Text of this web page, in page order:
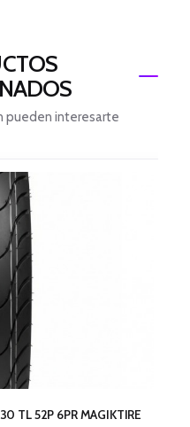
pueden interesarte
TL 52P 6PR MAGIKTIRE
El
precio
original
era:
$ 123.000.
El
precio
actual
es:
$ 110.700.